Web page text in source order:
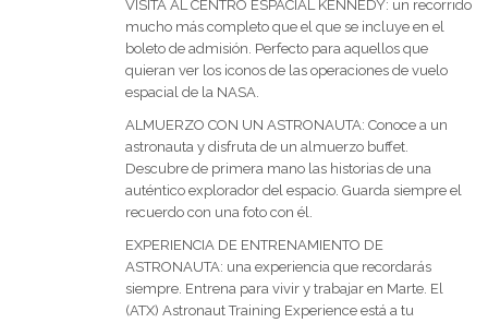
VISITA AL CENTRO ESPACIAL KENNEDY: un recorrido
mucho más completo que el que se incluye en el
boleto de admisión. Perfecto para aquellos que
quieran ver los iconos de las operaciones de vuelo
espacial de la NASA.
ALMUERZO CON UN ASTRONAUTA: Conoce a un
astronauta y disfruta de un almuerzo buffet.
Descubre de primera mano las historias de una
auténtico explorador del espacio. Guarda siempre el
recuerdo con una foto con él.
EXPERIENCIA DE ENTRENAMIENTO DE
ASTRONAUTA: una experiencia que recordarás
siempre. Entrena para vivir y trabajar en Marte. El
(ATX) Astronaut Training Experience está a tu